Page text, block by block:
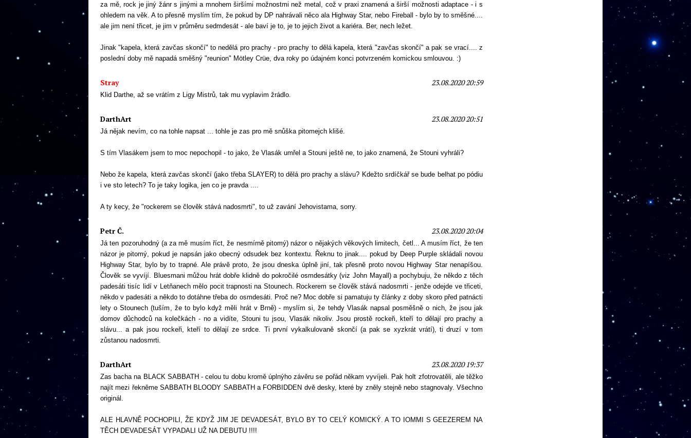
za mě, rock je jiný žánr s jinými a mnohem širšími možnostmi než metal, což v praxi znamená a širší možnosti adaptace - i s
ohledem na věk. A to přesně myslím tím, že pokud by DP nahrávali něco ala Highway Star, nebo Fireball - bylo by to směšné....
ale jim není třicet, je jim v průměru sedmdesát - ale baví je to, je to jejich život a kariéra. Ber, nech ležet.
Jinak "kapela, která zavčas skončí" to nedělá pro prachy - pro prachy to dělá kapela, která "zavčas skončí" a pak se vrací.... z
poslední doby mě napadá směšný "reunion" Mötley Crüe, dva roky po údajném konci potvrzeném komickou smlouvou. :)
Stray 23.08.2020 20:59
Klid Darthe, až se vrátím z Ligy Mistrů, tak mu vyplavim žrádlo.
DarthArt 23.08.2020 20:51
Já nějak nevím, co na tohle napsat ... tohle je zas pro mě snůška pitomejch klišé.
S tím Vlasákem jsem to moc nepochopil - to jako, že Vlasák umřel a Stouni ještě ne, to jako znamená, že Stouni vyhráli?
Nebo že kapela, která zavčas skončí (jako třeba SLAYER) to dělá pro prachy a slávu? Kdežto srdíčkář se bude belhat po pódiu
i ve sto letech? To je taky logika, jen co je pravda ....
A ty kecy, že "rockerem se člověk stává nadosmrti", to už zavání Jehovistama, sorry.
Petr Č. 23.08.2020 20:04
Já ten pozoruhodný (a za mě musím říct, že nesmírně pitomý) názor o nějakých věkových limitech, četl... A musím říct, že ten
názor je pitomý, pokud je napsán jako obecný odsudek bez kontextu. Řeknu to jinak.... pokud by Deep Purple skládali novou
Highway Star, bylo by to trapné. Ale právě proto, že jsou dneska úplně jiní, tak přesně proto novou Highway Star nenapíšou.
Člověk se vyvíjí. Bluesmani můžou hrát dobře klidně do pokročilé osmdesátky (viz John Mayall) a pochybuju, že někdo z těch
padesáti tisíc lidí v Letňanech mělo pocit trapnosti na Stounech. Rockerem se člověk stává nadosmrti - jenže odejde ve třiceti,
někdo v padesáti a někdo to dotáhne třeba do osmdesáti. Proč ne? Moc dobře si pamatuju ty články z doby skoro před patnácti
lety o Stounech (tuším, že to bylo když měli hrát v Brně) - myslím si, že tehdy Vlasák napsal posměšně o nich, že jsou jak
domov důchodců na kolečkách - no a vidíte, Stouni tu jsou, Vlasák nikoliv. Jsou prostě rockeři, kteří to dělají pro prachy a
slávu... a pak jsou rockeři, kteří to dělají ze srdce. Ti první vykalkulovaně skončí (a pak se xyzkrát vrátí), ti druzí v tom
zůstanou nadosmrti.
DarthArt 23.08.2020 19:37
Zas bacha na BLACK SABBATH - celou tu dobu kromě úplnýho závěru se pořád někam vyvíjeli. Pak holt zfotrovatěli, ale těžko
najít mezi řekněme SABBATH BLOODY SABBATH a FORBIDDEN dvě desky, které by zněly stejně nebo stagnovaly. Všechno
originál.
ALE HLAVNĚ POCHOPILI, ŽE KDYŽ JIM JE DEVADESÁT, BYLO BY TO CELÝ KOMICKÝ. A TO IOMMI S GEEZEREM NA
TĚCH DEVADESÁT VYPADALI UŽ NA DEBUTU !!!!